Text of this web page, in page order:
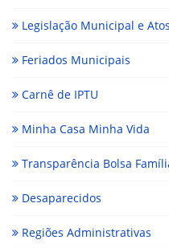
Legislação Municipal e
Feriados Municipais
Carnê de IPTU
Minha Casa Minha Vida
Transparência Bolsa
Desaparecidos
Regiões Administrativas